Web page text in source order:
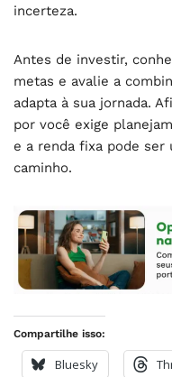
incerteza.
Antes de investir,
metas e avalie a
adapta à sua jornada.
por você exige
e a renda fixa pode ser
caminho.
Compartilhe isso:
Bluesky